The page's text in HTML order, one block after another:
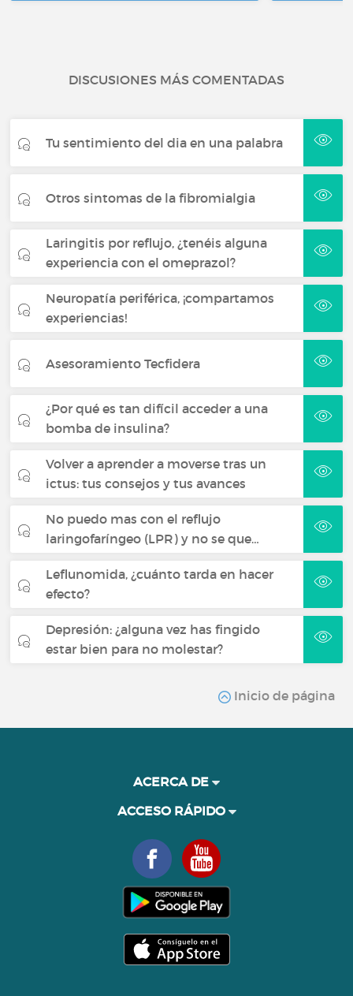
DISCUSIONES MÁS COMENTADAS
Tu sentimiento del dia en una palabra
Otros sintomas de la fibromialgia
Laringitis por reflujo, ¿tenéis alguna
experiencia con el omeprazol?
Neuropatía periférica, ¡compartamos
experiencias!
Asesoramiento Tecfidera
¿Por qué es tan difícil acceder a una
bomba de insulina?
Volver a aprender a moverse tras un
ictus: tus consejos y tus avances
No puedo mas con el reflujo
laringofaríngeo (LPR) y no se que…
Leflunomida, ¿cuánto tarda en hacer
efecto?
Depresión: ¿alguna vez has fingido
estar bien para no molestar?
Inicio de página
ACERCA DE
ACCESO RÁPIDO